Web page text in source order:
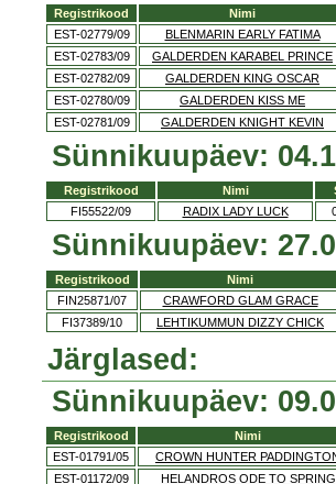
Registrikood Nimi
EST-02779/09
BLENMARIN EARLY FATIMA
EST-02783/09
GALDERDEN KARABEL PRINCE
EST-02782/09
GALDERDEN KING OSCAR
EST-02780/09
GALDERDEN KISS ME
EST-02781/09
GALDERDEN KNIGHT KEVIN
Sünnikuupäev:
Registrikood Nimi
FI55522/09
RADIX LADY LUCK
Sünnikuupäev:
Registrikood Nimi
FIN25871/07
CRAWFORD GLAM GRACE
FI37389/10
LEHTIKUMMUN DIZZY CHICK
Järglased:
Sünnikuupäev:
Registrikood Nimi
EST-01791/05
CROWN HUNTER
EST-01172/09
HELANDROS ODE TO SPRING